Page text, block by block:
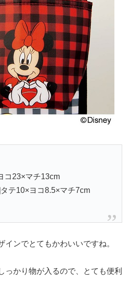
コ23×マチ13cm
テ10×ヨコ8.5×マチ7cm
インでとてもかわいいですね。
っかり物が入るので、とても便利